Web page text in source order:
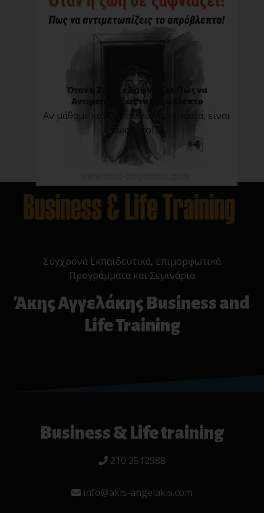
Όταν η Ζωή Σε Ξαφνιάζει: Πώς να
Αντιμετωπίζεις το Απρόβλεπτο
Αν μάθαμε κάτι τα τελευταία χρόνια, είναι
πως τίπο[...]
Σύγχρονα Εκπαιδευτικά, Επιμορφωτικά
Προγράμματα και Σεμινάρια
Άκης Αγγελάκης Business and
Life Training
Business & Life training
210 2512988
info@akis-angelakis.com